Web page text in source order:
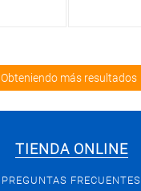
Obteniendo más resultados
TIENDA ONLINE
PREGUNTAS FRECUENTES